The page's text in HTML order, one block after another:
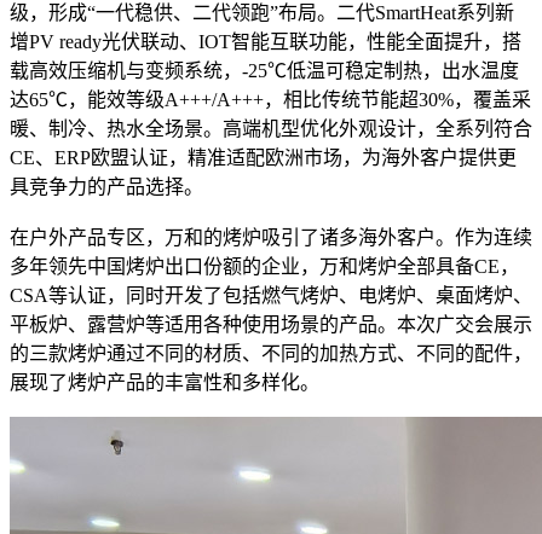
级，形成“一代稳供、二代领跑”布局。二代SmartHeat系列新
增PV ready光伏联动、IOT智能互联功能，性能全面提升，搭
载高效压缩机与变频系统，-25℃低温可稳定制热，出水温度
达65℃，能效等级A+++/A+++，相比传统节能超30%，覆盖采
暖、制冷、热水全场景。高端机型优化外观设计，全系列符合
CE、ERP欧盟认证，精准适配欧洲市场，为海外客户提供更
具竞争力的产品选择。
在户外产品专区，万和的烤炉吸引了诸多海外客户。作为连续
多年领先中国烤炉出口份额的企业，万和烤炉全部具备CE，
CSA等认证，同时开发了包括燃气烤炉、电烤炉、桌面烤炉、
平板炉、露营炉等适用各种使用场景的产品。本次广交会展示
的三款烤炉通过不同的材质、不同的加热方式、不同的配件，
展现了烤炉产品的丰富性和多样化。